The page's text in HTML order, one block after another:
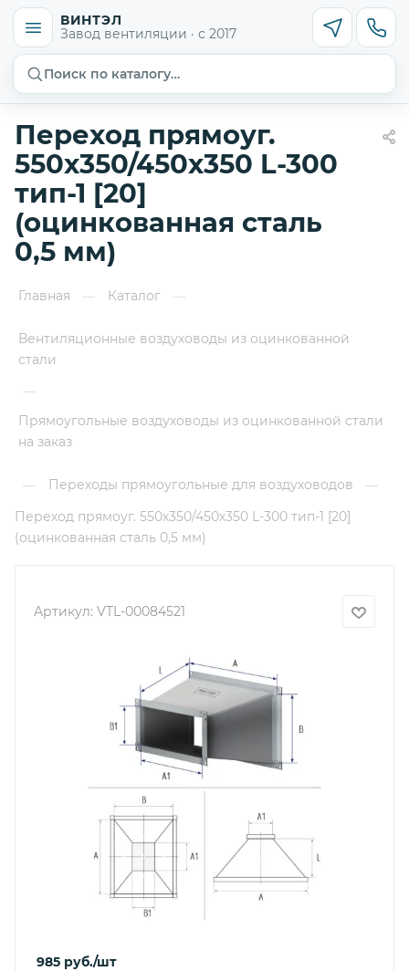
ВИНТЭЛ
Завод вентиляции · с 2017
Поиск по каталогу…
Переход прямоуг.
550х350/450х350 L-300
тип-1 [20]
(оцинкованная сталь
0,5 мм)
Главная — Каталог —
Вентиляционные воздуховоды из оцинкованной
стали
—
Прямоугольные воздуховоды из оцинкованной стали
на заказ
— Переходы прямоугольные для воздуховодов
—
Переход прямоуг. 550х350/450х350 L-300 тип-1 [20]
(оцинкованная сталь 0,5 мм)
Артикул: VTL-00084521
985 руб./шт